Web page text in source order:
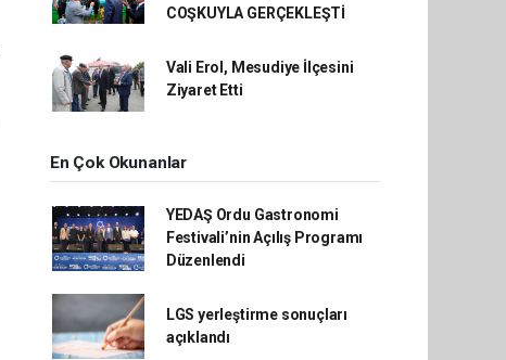
COŞKUYLA GERÇEKLEŞTİ
Vali Erol, Mesudiye İlçesini
Ziyaret Etti
En Çok Okunanlar
YEDAŞ Ordu Gastronomi
Festivali’nin Açılış Programı
Düzenlendi
LGS yerleştirme sonuçları
açıklandı